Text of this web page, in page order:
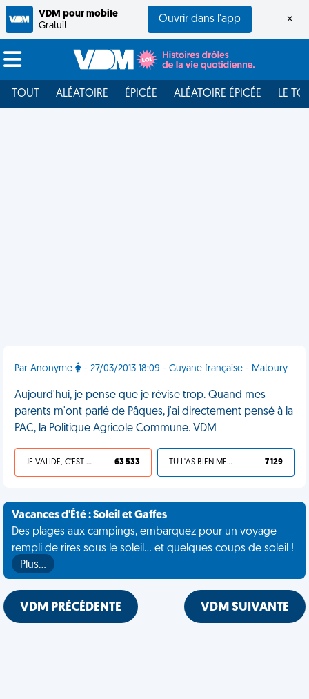
VDM pour mobile
Gratuit
Ouvrir dans l'app ×
TOUT ALÉATOIRE ÉPICÉE ALÉATOIRE ÉPICÉE LE
Par Anonyme - 27/03/2013 18:09 - Guyane française - Matoury
Aujourd'hui, je pense que je révise trop. Quand mes
parents m'ont parlé de Pâques, j'ai directement pensé à la
PAC, la Politique Agricole Commune. VDM
JE VALIDE, C'EST UNE VDM 63 533 TU L'AS BIEN MÉRITÉ 7 129
Vacances d'Été : Soleil et Gaffes
Des plages aux campings, embarquez pour un voyage
rempli de rires sous le soleil... et quelques coups de soleil !
Plus…
VDM PRÉCÉDENTE VDM SUIVANTE